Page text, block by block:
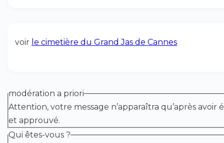
voir le cimetière du Grand Jas de Cannes
modération a priori
Attention, votre message n’apparaîtra qu’après avoir
et approuvé.
Qui êtes-vous ?